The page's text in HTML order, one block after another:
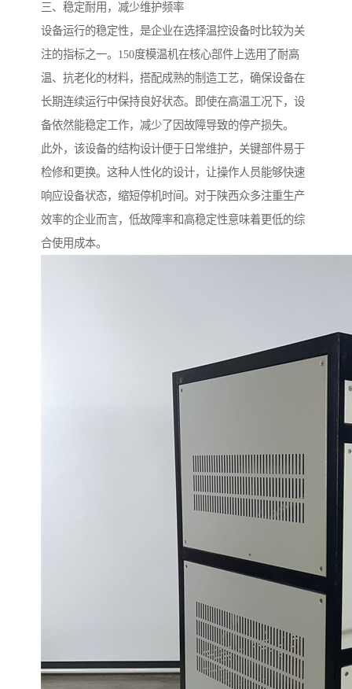
三、稳定耐用，减少维护频率
设备运行的稳定性，是企业在选择温控设备时比较为关
注的指标之一。150度模温机在核心部件上选用了耐高
温、抗老化的材料，搭配成熟的制造工艺，确保设备在
长期连续运行中保持良好状态。即使在高温工况下，设
备依然能稳定工作，减少了因故障导致的停产损失。
此外，该设备的结构设计便于日常维护，关键部件易于
检修和更换。这种人性化的设计，让操作人员能够快速
响应设备状态，缩短停机时间。对于陕西众多注重生产
效率的企业而言，低故障率和高稳定性意味着更低的综
合使用成本。